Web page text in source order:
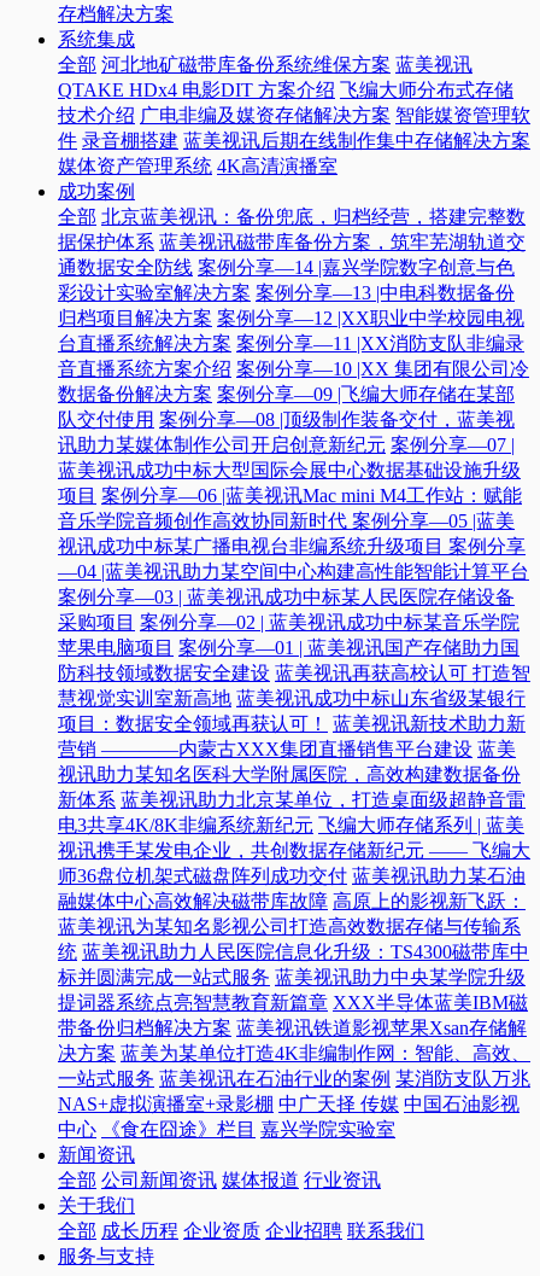
存档解决方案
系统集成
全部 河北地矿磁带库备份系统维保方案 蓝美视讯
QTAKE HDx4 电影DIT 方案介绍 飞编大师分布式存储
技术介绍 广电非编及媒资存储解决方案 智能媒资管理软
件 录音棚搭建 蓝美视讯后期在线制作集中存储解决方案
媒体资产管理系统 4K高清演播室
成功案例
全部 北京蓝美视讯：备份兜底，归档经营，搭建完整数
据保护体系 蓝美视讯磁带库备份方案，筑牢芜湖轨道交
通数据安全防线 案例分享—14 |嘉兴学院数字创意与色
彩设计实验室解决方案 案例分享—13 |中电科数据备份
归档项目解决方案 案例分享—12 |XX职业中学校园电视
台直播系统解决方案 案例分享—11 |XX消防支队非编录
音直播系统方案介绍 案例分享—10 |XX 集团有限公司冷
数据备份解决方案 案例分享—09 |飞编大师存储在某部
队交付使用 案例分享—08 |顶级制作装备交付，蓝美视
讯助力某媒体制作公司开启创意新纪元 案例分享—07 |
蓝美视讯成功中标大型国际会展中心数据基础设施升级
项目 案例分享—06 |蓝美视讯Mac mini M4工作站：赋能
音乐学院音频创作高效协同新时代​ 案例分享—05 |蓝美
视讯成功中标某广播电视台非编系统升级项目​ 案例分享
—04 |蓝美视讯助力某空间中心构建高性能智能计算平台​
案例分享—03 | 蓝美视讯成功中标某人民医院存储设备
采购项目 案例分享—02 | 蓝美视讯成功中标某音乐学院
苹果电脑项目 案例分享—01 | 蓝美视讯国产存储助力国
防科技领域数据安全建设 蓝美视讯再获高校认可 打造智
慧视觉实训室新高地 蓝美视讯成功中标山东省级某银行
项目：数据安全领域再获认可！
蓝美视讯新技术助力新
营销 ————内蒙古XXX集团直播销售平台建设 蓝美
视讯助力某知名医科大学附属医院，高效构建数据备份
新体系 蓝美视讯助力北京某单位，打造桌面级超静音雷
电3共享4K/8K非编系统新纪元 飞编大师存储系列 | 蓝美
视讯携手某发电企业，共创数据存储新纪元 —— 飞编大
师36盘位机架式磁盘阵列成功交付 蓝美视讯助力某石油
融媒体中心高效解决磁带库故障 高原上的影视新飞跃：
蓝美视讯为某知名影视公司打造高效数据存储与传输系
统 蓝美视讯助力人民医院信息化升级：TS4300磁带库中
标并圆满完成一站式服务 蓝美视讯助力中央某学院升级
提词器系统点亮智慧教育新篇章 XXX半导体蓝美IBM磁
带备份归档解决方案 蓝美视讯铁道影视苹果Xsan存储解
决方案 蓝美为某单位打造4K非编制作网：智能、高效、
一站式服务 蓝美视讯在石油行业的案例 某消防支队万兆
NAS+虚拟演播室+录影棚 中广天择 传媒 中国石油影视
中心
《食在囧途》栏目 嘉兴学院实验室
新闻资讯
全部 公司新闻资讯 媒体报道 行业资讯
关于我们
全部 成长历程 企业资质 企业招聘 联系我们
服务与支持